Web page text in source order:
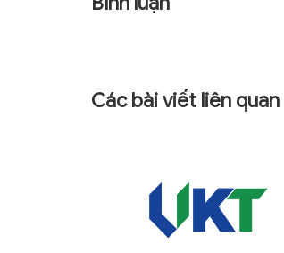
Các bài viết liên quan